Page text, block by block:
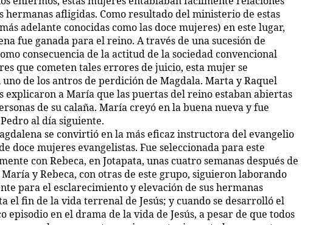
hermanas afligidas. Como resultado del ministerio de estas
adelante conocidas como las doce mujeres) en este lugar,
fue ganada para el reino. A través de una sucesión de
consecuencia de la actitud de la sociedad convencional
que cometen tales errores de juicio, esta mujer se
de los antros de perdición de Magdala. Marta y Raquel
explicaron a María que las puertas del reino estaban abiertas
de su calaña. María creyó en la buena nueva y fue
al día siguiente.
se convirtió en la más eficaz instructora del evangelio
doce mujeres evangelistas. Fue seleccionada para este
con Rebeca, en Jotapata, unas cuatro semanas después de
y Rebeca, con otras de este grupo, siguieron laborando
para el esclarecimiento y elevación de sus hermanas
el fin de la vida terrenal de Jesús; y cuando se desarrolló el
episodio en el drama de la vida de Jesús, a pesar de que todos